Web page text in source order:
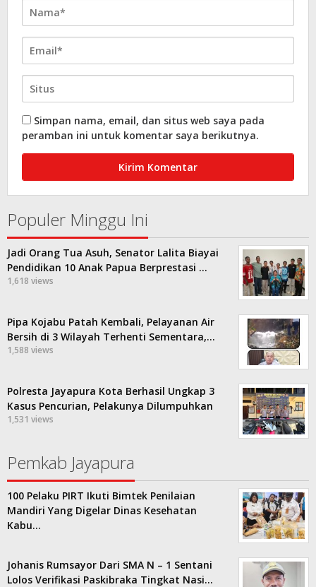
Simpan nama, email, dan situs web saya pada
peramban ini untuk komentar saya berikutnya.
Populer Minggu Ini
Jadi Orang Tua Asuh, Senator Lalita Biayai
Pendidikan 10 Anak Papua Berprestasi …
1,618 views
Pipa Kojabu Patah Kembali, Pelayanan Air
Bersih di 3 Wilayah Terhenti Sementara,…
1,588 views
Polresta Jayapura Kota Berhasil Ungkap 3
Kasus Pencurian, Pelakunya Dilumpuhkan
1,531 views
Pemkab Jayapura
100 Pelaku PIRT Ikuti Bimtek Penilaian
Mandiri Yang Digelar Dinas Kesehatan
Kabu…
Johanis Rumsayor Dari SMA N – 1 Sentani
Lolos Verifikasi Paskibraka Tingkat Nasi…